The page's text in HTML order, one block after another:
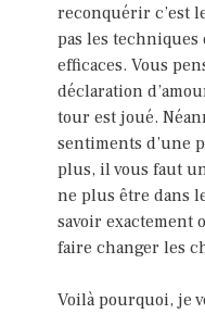
reconquérir c’est
pas les
efficaces. Vous
déclaration
tour est joué.
sentiments d’une
plus, il vous faut
ne plus être dans
savoir exactement
faire changer les
Voilà pourquoi, je